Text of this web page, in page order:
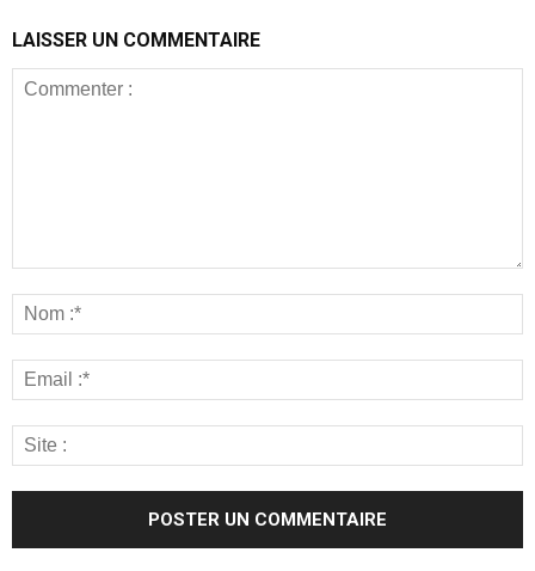
LAISSER UN COMMENTAIRE